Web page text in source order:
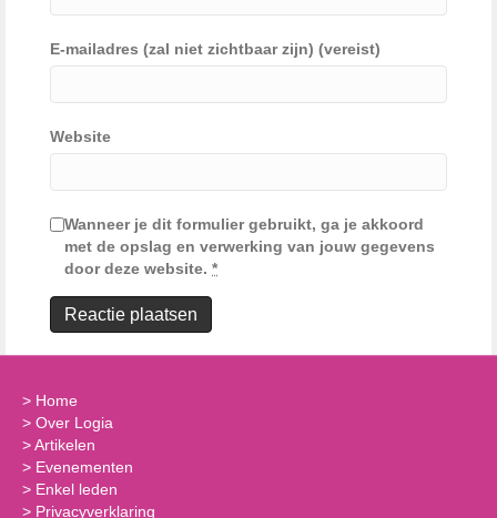
E-mailadres (zal niet zichtbaar zijn) (vereist)
Website
Wanneer je dit formulier gebruikt, ga je akkoord
met de opslag en verwerking van jouw gegevens
door deze website. *
> Home
> Over Logia
>Artikelen
> Evenementen
> Enkel leden
> Privacyverklaring